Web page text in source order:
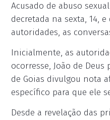
Acusado de abuso
decretada na sexta, 14,
autoridades, as
Inicialmente, as
ocorresse, João de
de Goias divulgou nota
específico para que ele
Desde a revelação das